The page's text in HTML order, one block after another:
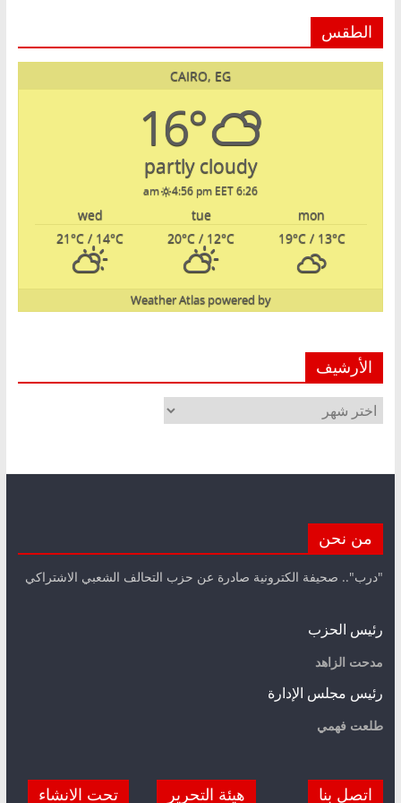
الطقس
CAIRO, EG
16°
partly cloudy
6:26 am
4:56 pm EET
mon
tue
wed
19°C/ 13°C
20°C / 12°C
21°C / 14°C
powered by
Weather Atlas
الأرشيف
الأرشيف
من نحن
"درب".. صحيفة الكترونية صادرة عن حزب التحالف الشعبي الاشتراكي
رئيس الحزب
مدحت الزاهد
رئيس مجلس الإدارة
طلعت فهمي
اتصل بنا هيئة التحرير تحت الانشاء